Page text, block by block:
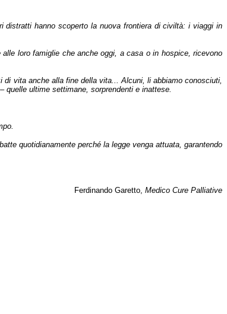
distratti hanno scoperto la nuova frontiera di civiltà: i viaggi in
loro famiglie che anche oggi, a casa o in hospice, ricevono
vita anche alla fine della vita... Alcuni, li abbiamo conosciuti,
quelle ultime settimane, sorprendenti e inattese.
quotidianamente perché la legge venga attuata, garantendo
Ferdinando Garetto, Medico Cure Palliative